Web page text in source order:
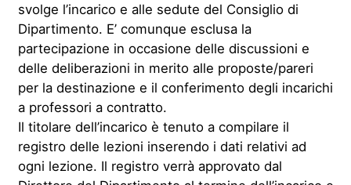
svolge l’incarico e alle sedute del Consiglio di
Dipartimento. E’ comunque esclusa la
partecipazione in occasione delle discussioni e
delle deliberazioni in merito alle proposte/pareri
per la destinazione e il conferimento degli incarichi
a professori a contratto.
Il titolare dell’incarico è tenuto a compilare il
registro delle lezioni inserendo i dati relativi ad
ogni lezione. Il registro verrà approvato dal